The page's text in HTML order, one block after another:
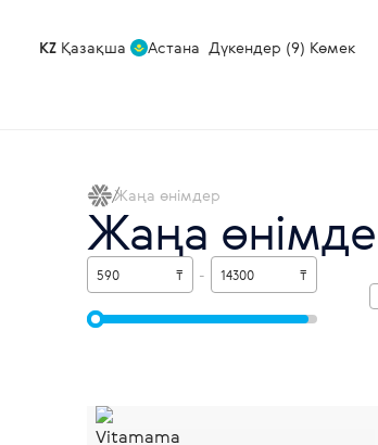
KZ Қазақша Астана Дүкендер (9) Көмек
Жаңа өнімдер
Жаңа
₸ - ₸